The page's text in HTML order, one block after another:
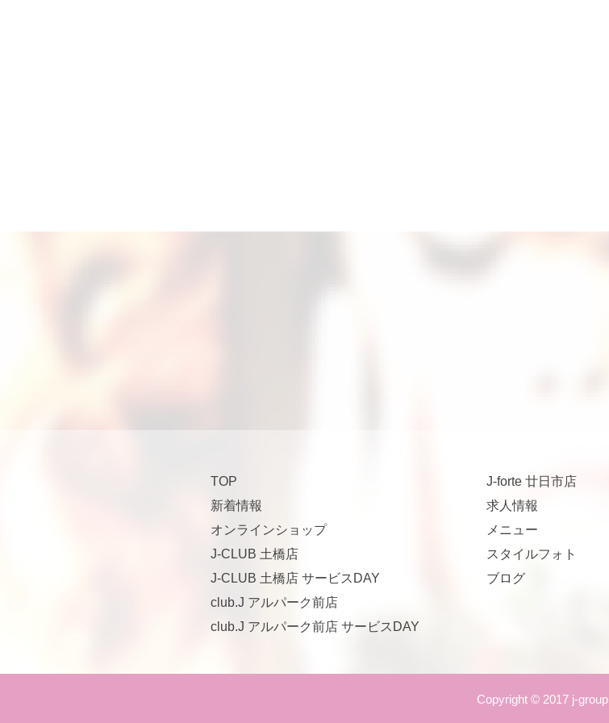
TOP
新着情報
オンラインショップ
J-CLUB 土橋店
J-CLUB 土橋店 サービスDAY
club.J アルパーク前店
club.J アルパーク前店 サービスDAY
J-forte 廿日市店
求人情報
メニュー
スタイルフォト
ブログ
Copyright © 2017 j-group